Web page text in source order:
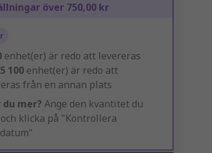
över 750,00 kr
enhet(er) är redo att levereras
5 100 enhet(er) är redo att
från en annan plats
du mer? Ange den kvantitet du
klicka på "Kontrollera